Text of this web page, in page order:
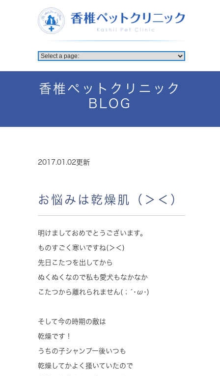
香椎ペットクリニック
BLOG
2017.01.02更新
お悩みは乾燥肌（＞＜）
明けましておめでとうございます。
ものすごく寒いですね(＞＜)
先日こたつを出してから
ぬくぬくなので私も愛犬もなかなか
こたつから離れられません(；´･ω･)
そして今の時期の敵は
乾燥です！
うちの子シャンプー後いつも
乾燥してかよく掻いていたので